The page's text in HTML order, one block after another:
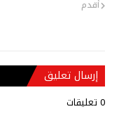
أقدم
إرسال تعليق
0 تعليقات